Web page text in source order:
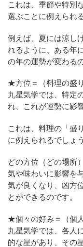
これは、季節や特別
選ぶことに例えられ
例えば、夏には涼し
れるように、ある年
の年の運勢が変わる
★方位＝（料理の盛
九星気学では、特定
れ、これが運勢に影
これは、料理の「盛
に例えられるでしょう
どの方位（どの場所
気や味わいに影響を
気が良くなり、凶方
とができるのです。
★個々の好み＝（個
九星気学では、各人
的な星があり、その